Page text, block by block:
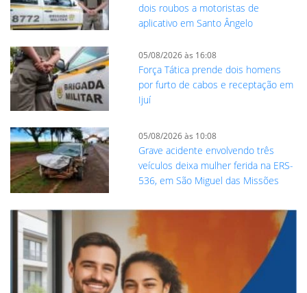
dois roubos a motoristas de
aplicativo em Santo Ângelo
05/08/2026 às 16:08
Força Tática prende dois homens
por furto de cabos e receptação em
Ijuí
05/08/2026 às 10:08
Grave acidente envolvendo três
veículos deixa mulher ferida na ERS-
536, em São Miguel das Missões